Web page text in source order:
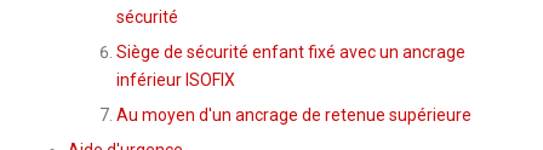
sécurité
Siège de sécurité enfant fixé avec un ancrage
inférieur ISOFIX
Au moyen d'un ancrage de retenue supérieure